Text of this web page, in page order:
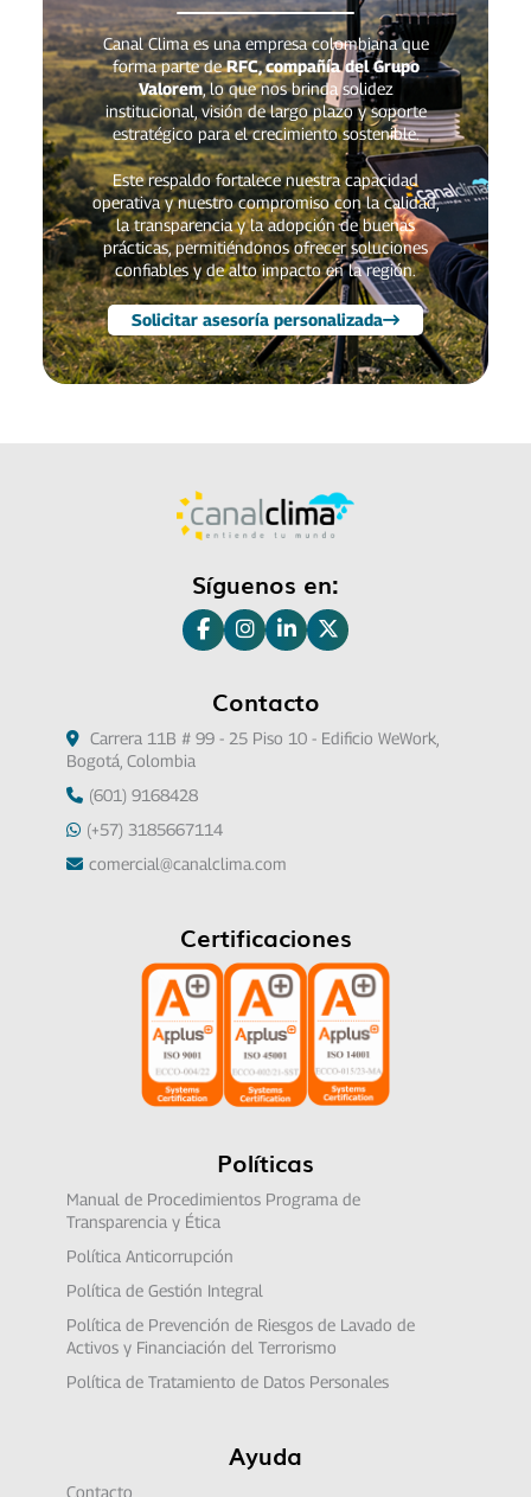
Canal Clima es una empresa colombiana que
forma parte deRFC, compañía del Grupo
Valorem, lo que nos brinda solidez
institucional, visión de largo plazo y soporte
estratégico para el crecimiento sostenible.
Este respaldo fortalece nuestra capacidad
operativa y nuestro compromiso con la calidad,
la transparencia y la adopción de buenas
prácticas, permitiéndonos ofrecer soluciones
confiables y de alto impacto en la región.
Solicitar asesoría personalizada
Síguenos en:
Contacto
Carrera 11B # 99 - 25 Piso 10 - Edificio WeWork,
Bogotá, Colombia
(601) 9168428
(+57) 3185667114
comercial@canalclima.com
Certificaciones
Políticas
Manual de Procedimientos Programa de
Transparencia y Ética
Política Anticorrupción
Política de Gestión Integral
Política de Prevención de Riesgos de Lavado de
Activos y Financiación del Terrorismo
Política de Tratamiento de Datos Personales
Ayuda
Contacto